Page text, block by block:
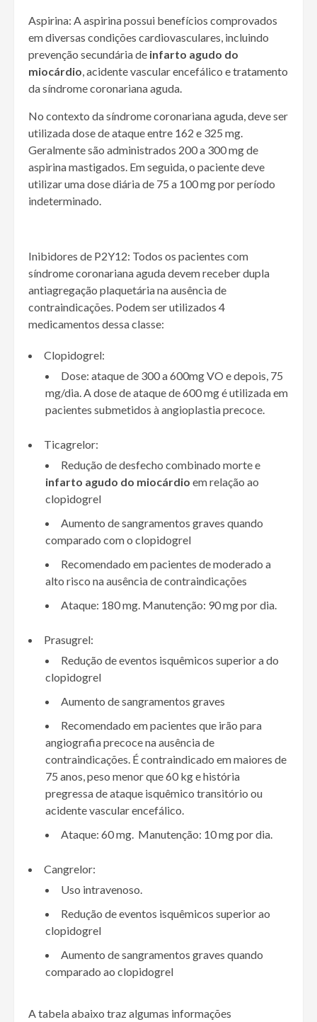
Aspirina: A aspirina possui benefícios comprovados
em diversas condições cardiovasculares, incluindo
prevenção secundária de infarto agudo do
miocárdio , acidente vascular encefálico e tratamento
da síndrome coronariana aguda.
No contexto da síndrome coronariana aguda, deve ser
utilizada dose de ataque entre 162 e 325 mg.
Geralmente são administrados 200 a 300 mg de
aspirina mastigados. Em seguida, o paciente deve
utilizar uma dose diária de 75 a 100 mg por período
indeterminado.
Inibidores de P2Y12: Todos os pacientes com
síndrome coronariana aguda devem receber dupla
antiagregação plaquetária na ausência de
contraindicações. Podem ser utilizados 4
medicamentos dessa classe:
Clopidogrel:
Dose: ataque de 300 a 600mg VO e depois, 75
mg/dia. A dose de ataque de 600 mg é utilizada em
pacientes submetidos à angioplastia precoce.
Ticagrelor:
Redução de desfecho combinado morte e
infarto agudo do miocárdio em relação ao
clopidogrel
Aumento de sangramentos graves quando
comparado com o clopidogrel
Recomendado em pacientes de moderado a
alto risco na ausência de contraindicações
Ataque: 180 mg. Manutenção: 90 mg por dia.
Prasugrel:
Redução de eventos isquêmicos superior a do
clopidogrel
Aumento de sangramentos graves
Recomendado em pacientes que irão para
angiografia precoce na ausência de
contraindicações. É contraindicado em maiores de
75 anos, peso menor que 60 kg e história
pregressa de ataque isquêmico transitório ou
acidente vascular encefálico.
Ataque: 60 mg. Manutenção: 10 mg por dia.
Cangrelor:
Uso intravenoso.
Redução de eventos isquêmicos superior ao
clopidogrel
Aumento de sangramentos graves quando
comparado ao clopidogrel
A tabela abaixo traz algumas informações